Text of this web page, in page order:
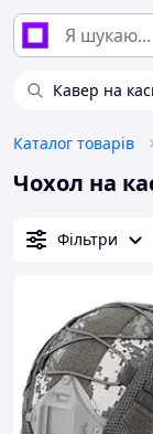
Кавер на
Каталог товарів
Чохол на
Фільтри